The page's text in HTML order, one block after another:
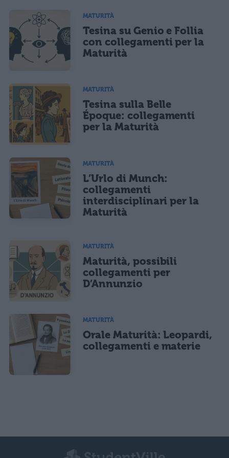
MATURITÀ
Tesina su Genio e Follia
con collegamenti per la
Maturità
MATURITÀ
Tesina sulla Belle
Époque: collegamenti
per la Maturità
MATURITÀ
L’Urlo di Munch:
collegamenti
interdisciplinari per la
Maturità
MATURITÀ
Maturità, possibili
collegamenti per
D’Annunzio
MATURITÀ
Orale Maturità: Leopardi,
collegamenti e materie